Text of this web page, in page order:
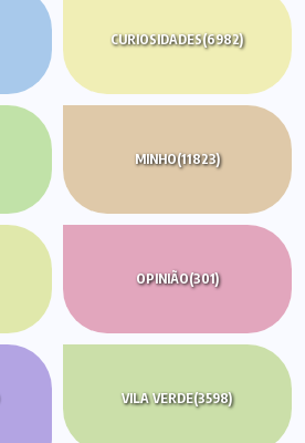
CURIOSIDADES(6982)
MINHO(11823)
OPINIÃO(301)
VILA VERDE(3598)